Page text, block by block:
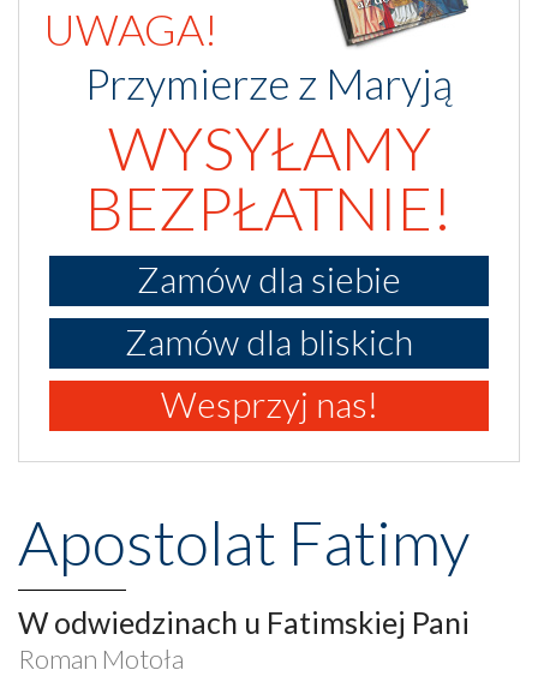
UWAGA!
Przymierze z Maryją
WYSYŁAMY
BEZPŁATNIE!
Zamów dla siebie
Zamów dla bliskich
Wesprzyj nas!
Apostolat Fatimy
W odwiedzinach u Fatimskiej Pani
Roman Motoła